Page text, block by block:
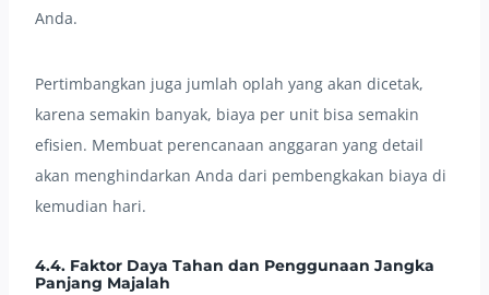
Anda.
Pertimbangkan juga jumlah oplah yang akan dicetak,
karena semakin banyak, biaya per unit bisa semakin
efisien. Membuat perencanaan anggaran yang detail
akan menghindarkan Anda dari pembengkakan biaya di
kemudian hari.
4.4. Faktor Daya Tahan dan Penggunaan Jangka
Panjang Majalah